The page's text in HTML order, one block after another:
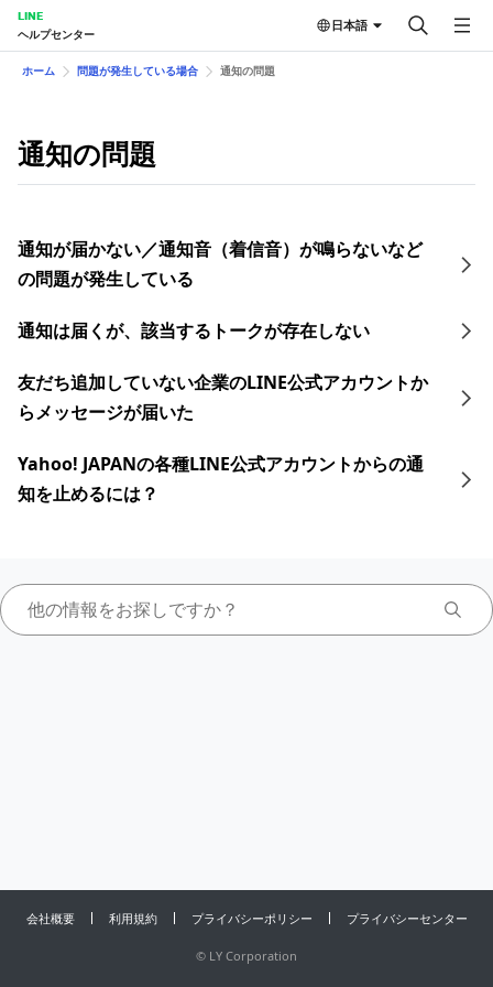
LINE
ヘルプセンター
日本語
ホーム 問題が発生している場合 通知の問題
通知の問題
通知が届かない／通知音（着信音）が鳴らないなど
の問題が発生している
通知は届くが、該当するトークが存在しない
友だち追加していない企業のLINE公式アカウントか
らメッセージが届いた
Yahoo! JAPANの各種LINE公式アカウントからの通
知を止めるには？
会社概要 利用規約 プライバシーポリシー プライバシーセンター
© LY Corporation